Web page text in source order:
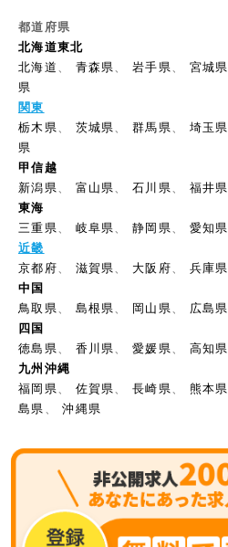
都道府県
北海道東北
北海道
青森県 、岩手県 宮城県
県
関東
栃木県
茨城県 、群馬県 埼玉県
県
甲信越
新潟県
富山県 、石川県 福井県
東海
三重県
岐阜県 、静岡県
愛知県
近畿
京都府
滋賀県 大阪府 兵庫県
中国
鳥取県
島根県 岡山県 広島県
四国
徳島県
香川県 、愛媛県
高知県
九州沖縄
福岡県
佐賀県 、長崎県 熊本県
島県
、沖縄県